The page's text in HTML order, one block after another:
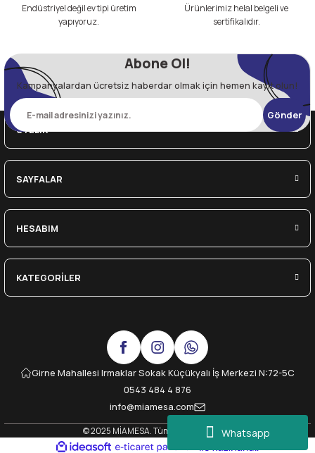
Whatsapp
Endüstriyel değil ev tipi üretim
yapıyoruz.
Ürünlerimiz helal belgeli ve
sertifikalıdır.
Abone Ol!
Kampanyalardan ücretsiz haberdar olmak için hemen kayıt olun!
Gönder
ÜYELİK
SAYFALAR
HESABIM
KATEGORİLER
Girne Mahallesi Irmaklar Sokak Küçükyalı İş Merkezi N:72-5C
0543 484 4 876
info@miamesa.com
© 2025 MİAMESA. Tüm Hakları Saklıdır.
ideasoft